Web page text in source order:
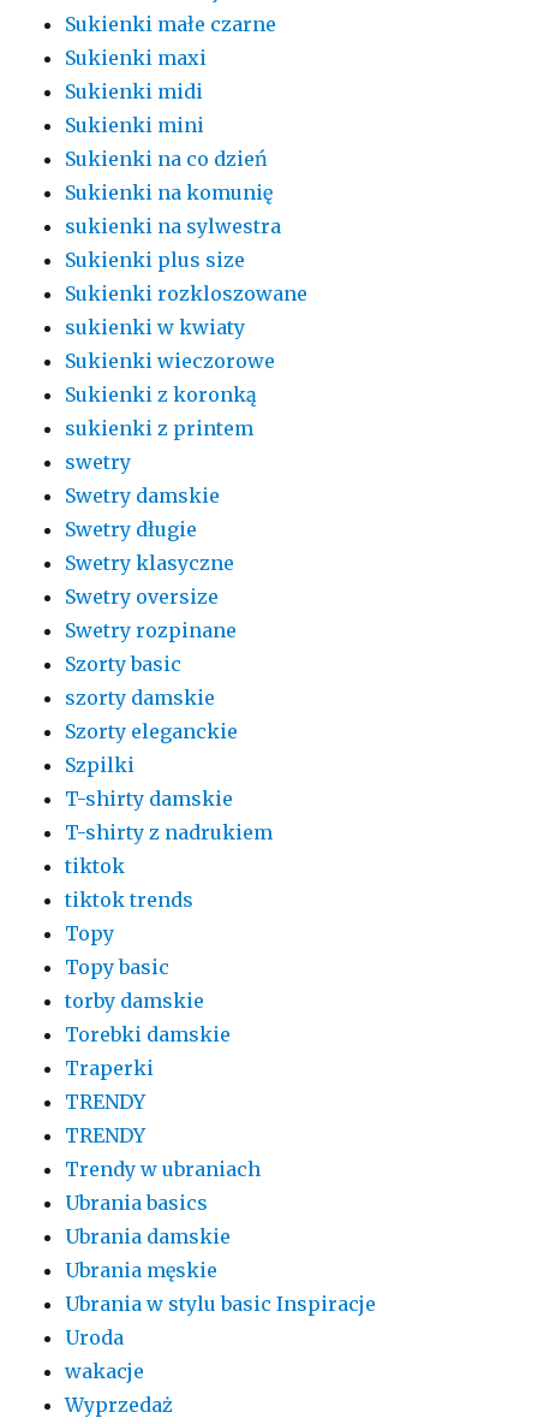
Sukienki małe czarne
Sukienki maxi
Sukienki midi
Sukienki mini
Sukienki na co dzień
Sukienki na komunię
sukienki na sylwestra
Sukienki plus size
Sukienki rozkloszowane
sukienki w kwiaty
Sukienki wieczorowe
Sukienki z koronką
sukienki z printem
swetry
Swetry damskie
Swetry długie
Swetry klasyczne
Swetry oversize
Swetry rozpinane
Szorty basic
szorty damskie
Szorty eleganckie
Szpilki
T-shirty damskie
T-shirty z nadrukiem
tiktok
tiktok trends
Topy
Topy basic
torby damskie
Torebki damskie
Traperki
TRENDY
TRENDY
Trendy w ubraniach
Ubrania basics
Ubrania damskie
Ubrania męskie
Ubrania w stylu basic Inspiracje
Uroda
wakacje
Wyprzedaż